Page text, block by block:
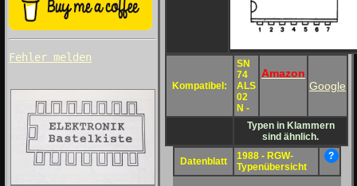
Fehler melden
Kompatibel:
SN
74
ALS
02
N -
Amazon
Google
Typen in Klammern
sind ähnlich.
Datenblatt
1988 - RGW-
Typenübersicht
?